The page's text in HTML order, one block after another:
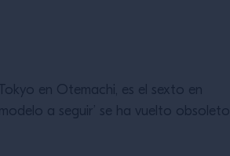
en Otemachi, es el sexto en
a seguir’ se ha vuelto obsoleto